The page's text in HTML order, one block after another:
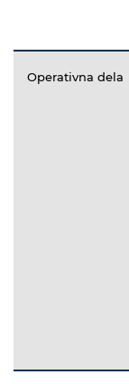
Operativna dela